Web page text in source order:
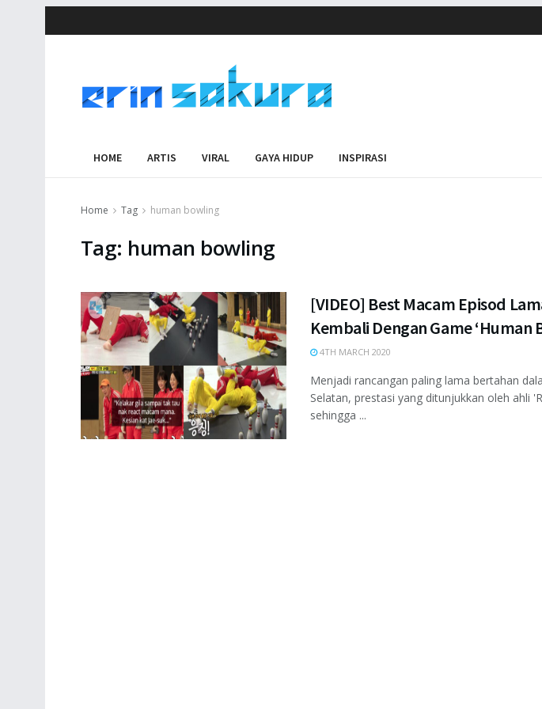
HOME ARTIS VIRAL GAYA HIDUP INSPIRASI
Home Tag human bowling
Tag: human bowling
[VIDEO] Best Macam Episod
Kembali Dengan Game ‘Human
4TH MARCH 2020
Menjadi rancangan paling lama bertahan
Selatan, prestasi yang ditunjukkan oleh ahli
sehingga ...